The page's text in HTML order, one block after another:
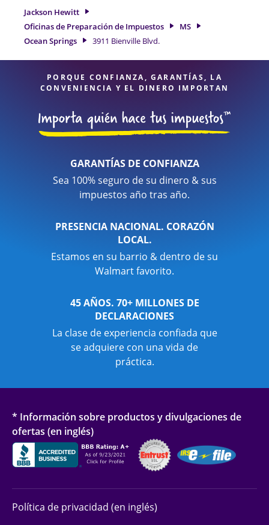
necesita servicios de preparación de impuestos en Ocean
Springs, MS, la ubicación de Jackson Hewitt en 3911 Bienville
Blvd. es una opción excelente. Con nuestros expertos
profesionales de impuestos, atención al detalle y diversidad
Jackson Hewitt
Oficinas de Preparación de Impuestos
MS
Ocean Springs
3911 Bienville Blvd.
PORQUE CONFIANZA, GARANTÍAS, LA
CONVENIENCIA Y EL DINERO IMPORTAN
GARANTÍAS DE CONFIANZA
Sea 100% seguro de su dinero & sus
impuestos año tras año.
PRESENCIA NACIONAL. CORAZÓN
LOCAL.
Estamos en su barrio & dentro de su
Walmart favorito.
45 AÑOS. 70+ MILLONES DE
DECLARACIONES
La clase de experiencia confiada que
se adquiere con una vida de
práctica.
* Información sobre productos y divulgaciones de
ofertas (en inglés)
Política de privacidad (en inglés)